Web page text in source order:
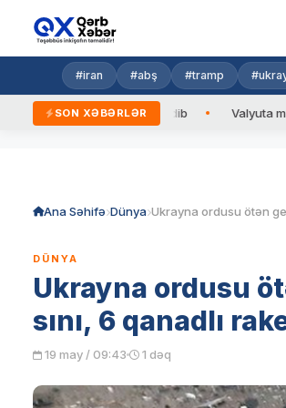
#iran #abş #tramp
SON XƏBƏRLƏR
Prezidentinə zəng edib Valyuta
Ana Səhifə Dünya
DÜNYA
Ukrayna ordusu
sını, 6 qanadlı
19 may / 09:43 1 dəq